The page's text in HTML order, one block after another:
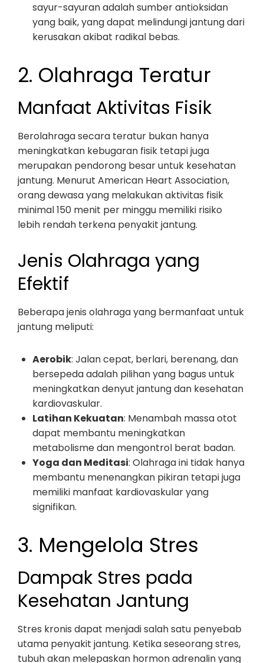
sayur-sayuran adalah sumber antioksidan
yang baik, yang dapat melindungi jantung dari
kerusakan akibat radikal bebas.
2. Olahraga Teratur
Manfaat Aktivitas Fisik
Berolahraga secara teratur bukan hanya
meningkatkan kebugaran fisik tetapi juga
merupakan pendorong besar untuk kesehatan
jantung. Menurut American Heart Association,
orang dewasa yang melakukan aktivitas fisik
minimal 150 menit per minggu memiliki risiko
lebih rendah terkena penyakit jantung.
Jenis Olahraga yang
Efektif
Beberapa jenis olahraga yang bermanfaat untuk
jantung meliputi:
Aerobik: Jalan cepat, berlari, berenang, dan
bersepeda adalah pilihan yang bagus untuk
meningkatkan denyut jantung dan kesehatan
kardiovaskular.
Latihan Kekuatan: Menambah massa otot
dapat membantu meningkatkan
metabolisme dan mengontrol berat badan.
Yoga dan Meditasi: Olahraga ini tidak hanya
membantu menenangkan pikiran tetapi juga
memiliki manfaat kardiovaskular yang
signifikan.
3. Mengelola Stres
Dampak Stres pada
Kesehatan Jantung
Stres kronis dapat menjadi salah satu penyebab
utama penyakit jantung. Ketika seseorang stres,
tubuh akan melepaskan hormon adrenalin yang